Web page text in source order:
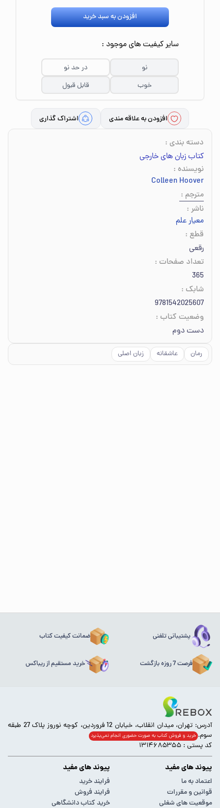
افزودن به سبد خرید
سایر کیفیت های موجود :
نو
در حد نو
خوب
قابل قبول
افزودن به علاقه مندی اشتراک گذاری
دسته بندی :
کتاب زبان های خارجی
نویسنده :
Colleen Hoover
مترجم :
ناشر :
معیار علم
قطع :
رقعی
تعداد صفحات :
365
شابک :
9781542025607
وضعیت کتاب :
دست دوم
رمان عاشقانه زبان اصلی
پشتیبانی تلفنی ضمانت کیفیت کتاب
فرصت 7 روزه بازگشت خرید مستقیم از ریباکس
آدرس: تهران، میدان انقلاب، خیابان 12 فروردین، کوچه نوروز پلاک 27 طبقه
سوم. خرید و فروش کتاب به صورت حضوری انجام‌ نمی‌پذیرد
کد پستی : ۱۳۱۴۶۸۵۳۵۵
پیوند های مفید
اعتماد به ما
قوانین و مقررات
موقعیت های شغلی
پیوند های مفید
فرایند خرید
فرایند فروش
خرید کتاب دانشگاهی